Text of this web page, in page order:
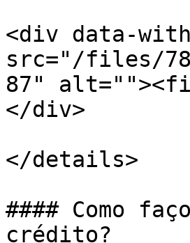
<div data-
src="/files/
87"
</div>
</details>
#### Como
crédito?